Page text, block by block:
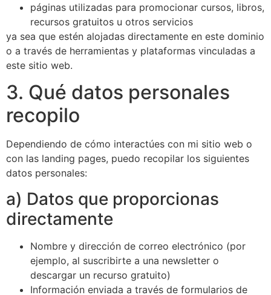
páginas utilizadas para promocionar cursos, libros,
recursos gratuitos u otros servicios
ya sea que estén alojadas directamente en este dominio
o a través de herramientas y plataformas vinculadas a
este sitio web.
3. Qué datos personales
recopilo
Dependiendo de cómo interactúes con mi sitio web o
con las landing pages, puedo recopilar los siguientes
datos personales:
a) Datos que proporcionas
directamente
Nombre y dirección de correo electrónico (por
ejemplo, al suscribirte a una newsletter o
descargar un recurso gratuito)
Información enviada a través de formularios de